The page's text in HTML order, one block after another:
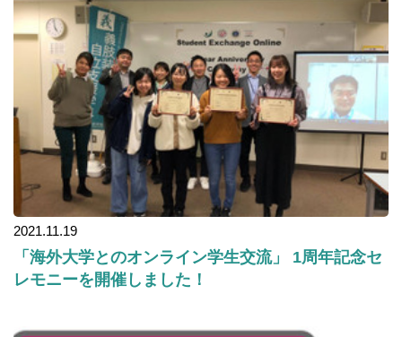
2021.11.19
「海外大学とのオンライン学生交流」 1周年記念セ
レモニーを開催しました！